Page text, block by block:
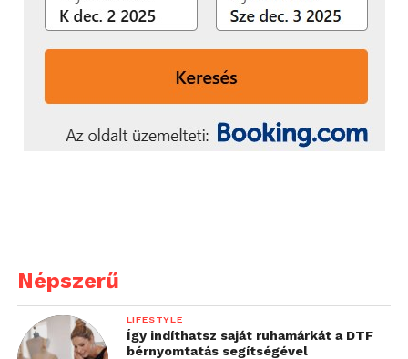
Népszerű
LIFESTYLE
Így indíthatsz saját ruhamárkát a DTF
bérnyomtatás segítségével